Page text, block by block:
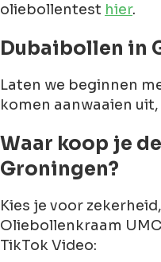
oliebollentest hier.
Dubaibollen in
Laten we beginnen
komen aanwaaien
Waar koop je
Groningen?
Kies je voor
Oliebollenkraam
TikTok Video: